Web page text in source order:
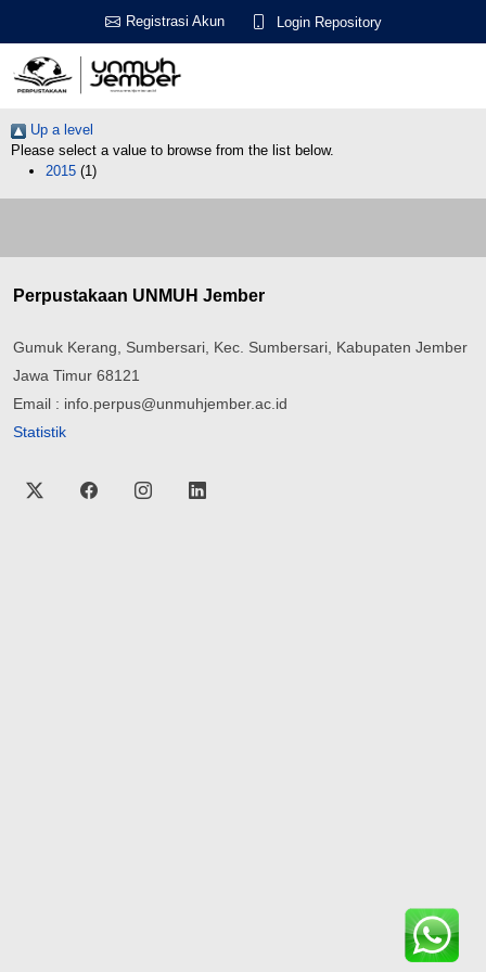
Registrasi Akun Login Repository
Up a level
Please select a value to browse from the list below.
2015 (1)
Perpustakaan UNMUH Jember
Gumuk Kerang, Sumbersari, Kec. Sumbersari, Kabupaten Jember
Jawa Timur 68121
Email : info.perpus@unmuhjember.ac.id
Statistik